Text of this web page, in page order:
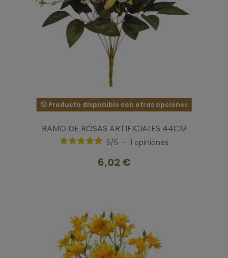
Producto disponible con otras opciones
RAMO DE ROSAS ARTIFICIALES 44CM
5/5 - 1 opiniones
6,02 €